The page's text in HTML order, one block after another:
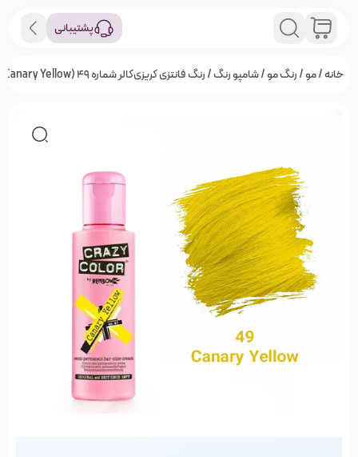
پشتیبانی
خانه/مو/رنگ مو/شامپو رنگ/ رنگ فانتزی کریزی‌کالر شماره 49 (Canary Yellow)